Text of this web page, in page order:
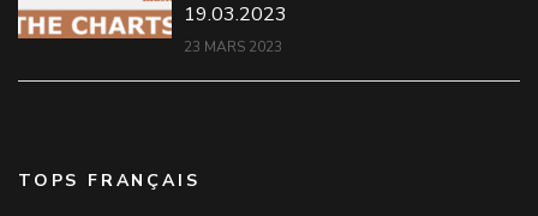
19.03.2023
23 MARS 2023
TOPS FRANÇAIS